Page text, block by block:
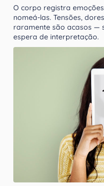
O corpo registra
nomeá-las. Tensões,
raramente são acasos —
espera de interpretação.